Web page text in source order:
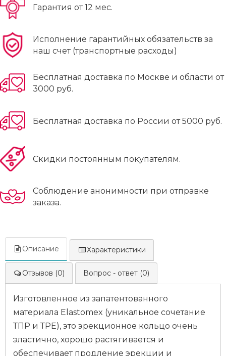
Гарантия от 12 мес.
Исполнение гарантийных обязательств за
наш счет (транспортные расходы)
Бесплатная доставка по Москве и области от
3000 руб.
Бесплатная доставка по России от 5000 руб.
Скидки постоянным покупателям.
Соблюдение анонимности при отправке
заказа.
Описание Характеристики
Отзывов (0) Вопрос - ответ (0)
Изготовленное из запатентованного
материала Elastomex (уникальное сочетание
ТПР и ТРЕ), это эрекционное кольцо очень
эластично, хорошо растягивается и
обеспечивает продление эрекции и